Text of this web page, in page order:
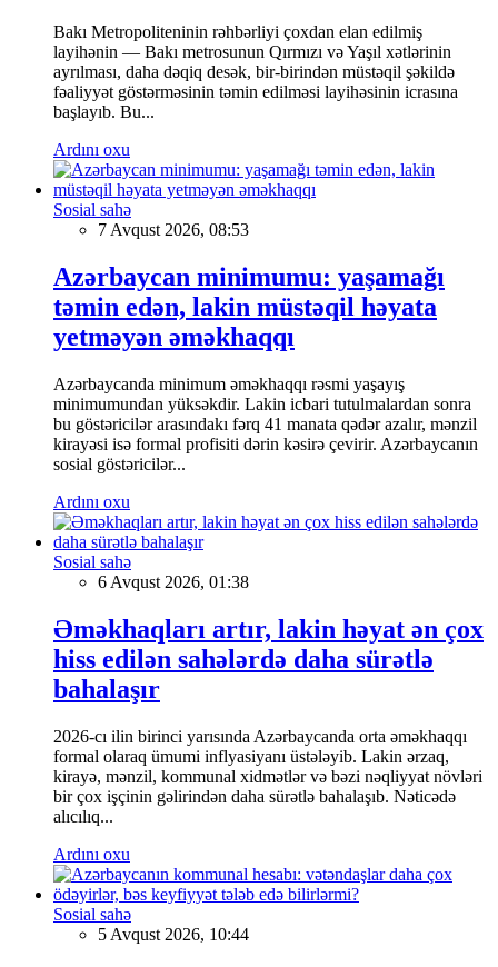
Bakı Metropoliteninin rəhbərliyi çoxdan elan edilmiş
layihənin — Bakı metrosunun Qırmızı və Yaşıl xətlərinin
ayrılması, daha dəqiq desək, bir-birindən müstəqil şəkildə
fəaliyyət göstərməsinin təmin edilməsi layihəsinin icrasına
başlayıb. Bu...
Ardını oxu
Sosial sahə
7 Avqust 2026, 08:53
Azərbaycan minimumu: yaşamağı
təmin edən, lakin müstəqil həyata
yetməyən əməkhaqqı
Azərbaycanda minimum əməkhaqqı rəsmi yaşayış
minimumundan yüksəkdir. Lakin icbari tutulmalardan sonra
bu göstəricilər arasındakı fərq 41 manata qədər azalır, mənzil
kirayəsi isə formal profisiti dərin kəsirə çevirir. Azərbaycanın
sosial göstəricilər...
Ardını oxu
Sosial sahə
6 Avqust 2026, 01:38
Əməkhaqları artır, lakin həyat ən çox
hiss edilən sahələrdə daha sürətlə
bahalaşır
2026-cı ilin birinci yarısında Azərbaycanda orta əməkhaqqı
formal olaraq ümumi inflyasiyanı üstələyib. Lakin ərzaq,
kirayə, mənzil, kommunal xidmətlər və bəzi nəqliyyat növləri
bir çox işçinin gəlirindən daha sürətlə bahalaşıb. Nəticədə
alıcılıq...
Ardını oxu
Sosial sahə
5 Avqust 2026, 10:44